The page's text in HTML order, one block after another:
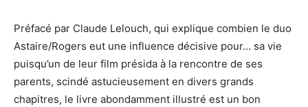
Préfacé par Claude Lelouch, qui explique combien le duo
Astaire/Rogers eut une influence décisive pour… sa vie
puisqu’un de leur film présida à la rencontre de ses
parents, scindé astucieusement en divers grands
chapitres, le livre abondamment illustré est un bon